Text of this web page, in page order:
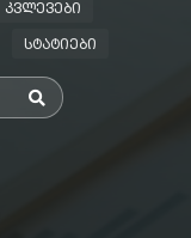
ᲙᲕᲚᲔᲕᲔᲑᲘ
ᲡᲢᲐᲢᲘᲔᲑᲘ